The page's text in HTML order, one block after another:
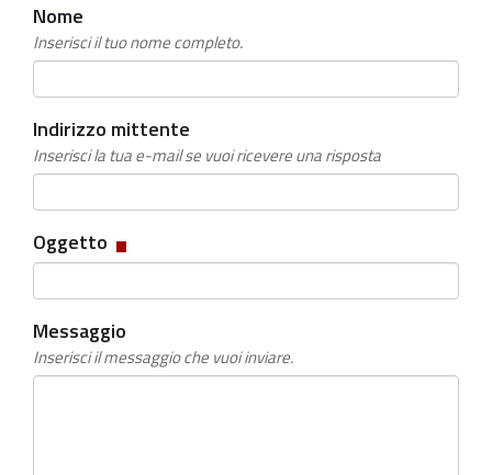
Nome
Inserisci il tuo nome completo.
Indirizzo mittente
Inserisci la tua e-mail se vuoi ricevere una risposta
Oggetto Campo
obbligatorio
Messaggio
Inserisci il messaggio che vuoi inviare.